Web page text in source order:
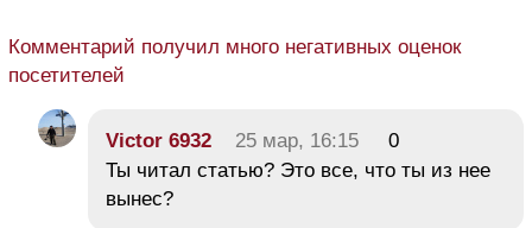
Комментарий получил много негативных оценок
посетителей
Victor 6932 25 мар, 16:15
0
Ты читал статью? Это все, что ты из нее
вынес?